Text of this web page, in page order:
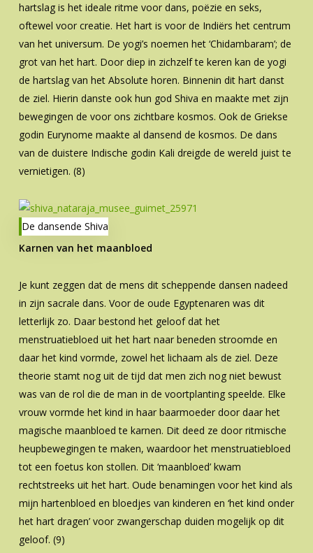
hartslag is het ideale ritme voor dans, poëzie en seks,
oftewel voor creatie. Het hart is voor de Indiërs het centrum
van het universum. De yogi’s noemen het ‘Chidambaram’; de
grot van het hart. Door diep in zichzelf te keren kan de yogi
de hartslag van het Absolute horen. Binnenin dit hart danst
de ziel. Hierin danste ook hun god Shiva en maakte met zijn
bewegingen de voor ons zichtbare kosmos. Ook de Griekse
godin Eurynome maakte al dansend de kosmos. De dans
van de duistere Indische godin Kali dreigde de wereld juist te
vernietigen. (8)
De dansende Shiva
Karnen van het maanbloed
Je kunt zeggen dat de mens dit scheppende dansen nadeed
in zijn sacrale dans. Voor de oude Egyptenaren was dit
letterlijk zo. Daar bestond het geloof dat het
menstruatiebloed uit het hart naar beneden stroomde en
daar het kind vormde, zowel het lichaam als de ziel. Deze
theorie stamt nog uit de tijd dat men zich nog niet bewust
was van de rol die de man in de voortplanting speelde. Elke
vrouw vormde het kind in haar baarmoeder door daar het
magische maanbloed te karnen. Dit deed ze door ritmische
heupbewegingen te maken, waardoor het menstruatiebloed
tot een foetus kon stollen. Dit ‘maanbloed’ kwam
rechtstreeks uit het hart. Oude benamingen voor het kind als
mijn hartenbloed en bloedjes van kinderen en ‘het kind onder
het hart dragen’ voor zwangerschap duiden mogelijk op dit
geloof. (9)